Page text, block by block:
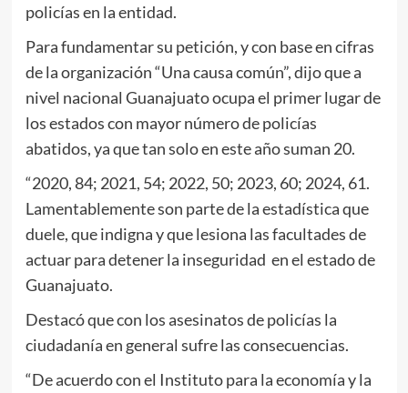
policías en la entidad.
Para fundamentar su petición, y con base en cifras
de la organización “Una causa común”, dijo que a
nivel nacional Guanajuato ocupa el primer lugar de
los estados con mayor número de policías
abatidos, ya que tan solo en este año suman 20.
“2020, 84; 2021, 54; 2022, 50; 2023, 60; 2024, 61.
Lamentablemente son parte de la estadística que
duele, que indigna y que lesiona las facultades de
actuar para detener la inseguridad en el estado de
Guanajuato.
Destacó que con los asesinatos de policías la
ciudadanía en general sufre las consecuencias.
“De acuerdo con el Instituto para la economía y la